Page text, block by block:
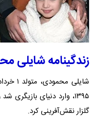
زندگینامه شایلی
۱۳۹۵، وارد دنیای
گلزار نقش‌آفرینی کرد.